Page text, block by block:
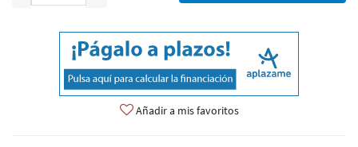
Añadir a mis favoritos